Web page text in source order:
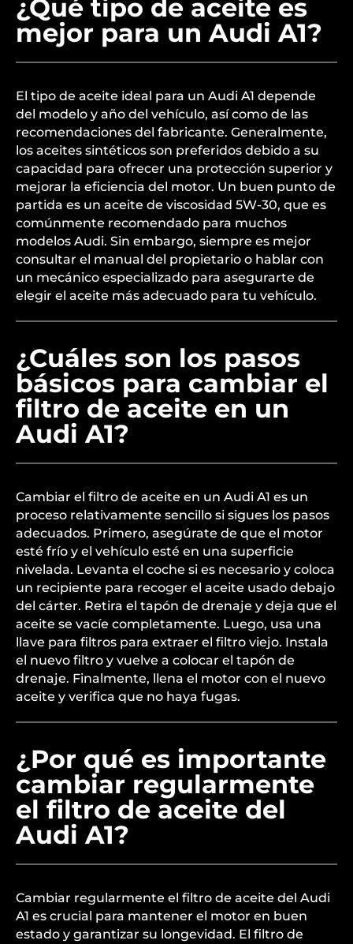
¿Qué tipo de aceite es
mejor para un Audi A1?
El tipo de aceite ideal para un Audi A1 depende
del modelo y año del vehículo, así como de las
recomendaciones del fabricante. Generalmente,
los aceites sintéticos son preferidos debido a su
capacidad para ofrecer una protección superior y
mejorar la eficiencia del motor. Un buen punto de
partida es un aceite de viscosidad 5W-30, que es
comúnmente recomendado para muchos
modelos Audi. Sin embargo, siempre es mejor
consultar el manual del propietario o hablar con
un mecánico especializado para asegurarte de
elegir el aceite más adecuado para tu vehículo.
¿Cuáles son los pasos
básicos para cambiar el
filtro de aceite en un
Audi A1?
Cambiar el filtro de aceite en un Audi A1 es un
proceso relativamente sencillo si sigues los pasos
adecuados. Primero, asegúrate de que el motor
esté frío y el vehículo esté en una superficie
nivelada. Levanta el coche si es necesario y coloca
un recipiente para recoger el aceite usado debajo
del cárter. Retira el tapón de drenaje y deja que el
aceite se vacíe completamente. Luego, usa una
llave para filtros para extraer el filtro viejo. Instala
el nuevo filtro y vuelve a colocar el tapón de
drenaje. Finalmente, llena el motor con el nuevo
aceite y verifica que no haya fugas.
¿Por qué es importante
cambiar regularmente
el filtro de aceite del
Audi A1?
Cambiar regularmente el filtro de aceite del Audi
A1 es crucial para mantener el motor en buen
estado y garantizar su longevidad. El filtro de